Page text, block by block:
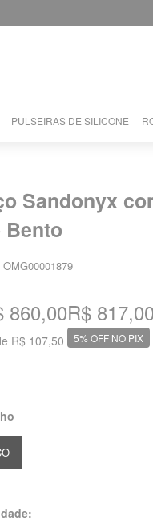
PULSEIRAS DE SILICONE
Sandonyx
Bento
OMG00001879
860,00
R$ 107,50
R$ 817,00
5% OFF NO PIX